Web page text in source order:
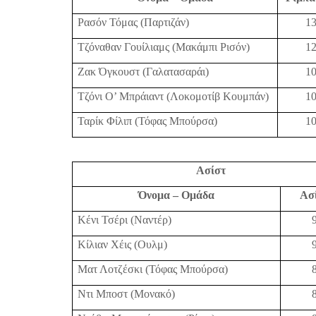
Ρασόν Τόμας (Παρτιζάν) 13
Τζόναθαν Γουίλιαμς (Μακάμπι Ρισόν) 12
Ζακ Όγκουστ (Γαλατασαράι) 10
Τζόνι Ο’ Μπράιαντ (Λοκομοτίβ Κουμπάν) 10
Ταρίκ Φίλιπ (Τόφας Μπούρσα) 10
Ασίστ
Όνομα – Ομάδα
Κένι Τσέρι (Ναντέρ)
Κίλιαν Χέις (Ουλμ)
Ματ Λοτζέσκι (Τόφας Μπούρσα)
Ντι Μποστ (Μονακό)